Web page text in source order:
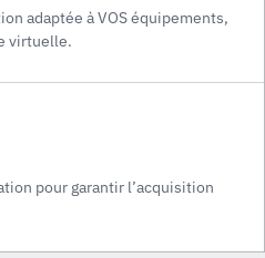
adaptée à VOS équipements,
virtuelle.
pour garantir l’acquisition